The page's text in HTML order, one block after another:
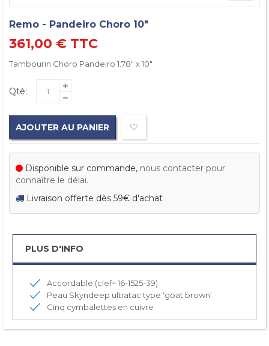
Remo - Pandeiro Choro 10"
361,00 € TTC
Tambourin Choro Pandeiro 1.78" x 10"
Qté:
AJOUTER AU PANIER
Disponible sur commande, nous contacter pour
connaître le délai.
Livraison offerte dès 59€ d'achat
PLUS D'INFO
Accordable (clef= 16-1525-39)
Peau Skyndeep ultratac type 'goat brown'
Cinq cymbalettes en cuivre